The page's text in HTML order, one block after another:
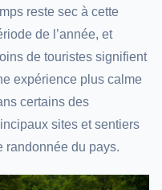
reste sec à cette
de l’année, et
de touristes signifient
expérience plus calme
certains des
sites et sentiers
randonnée du pays.